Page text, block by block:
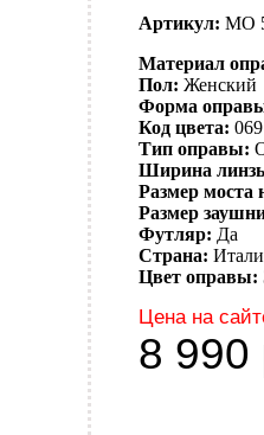
Артикул: MO
Материал
Пол: Женский
Форма
Код цвета:
Тип оправы:
Ширина
Размер моста
Размер
Футляр: Да
Страна:
Цвет оправы:
Цена на
8 990